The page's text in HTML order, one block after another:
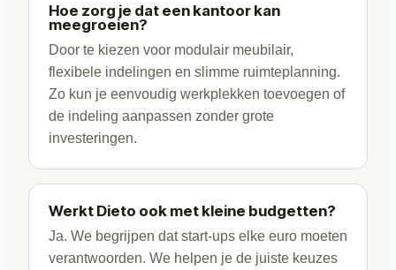
Hoe zorg je dat een kantoor kan
meegroeien?
Door te kiezen voor modulair meubilair,
flexibele indelingen en slimme ruimteplanning.
Zo kun je eenvoudig werkplekken toevoegen of
de indeling aanpassen zonder grote
investeringen.
Werkt Dieto ook met kleine budgetten?
Ja. We begrijpen dat start-ups elke euro moeten
verantwoorden. We helpen je de juiste keuzes